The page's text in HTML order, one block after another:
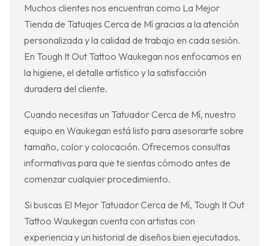
Muchos clientes nos encuentran como La Mejor
Tienda de Tatuajes Cerca de Mí gracias a la atención
personalizada y la calidad de trabajo en cada sesión.
En Tough It Out Tattoo Waukegan nos enfocamos en
la higiene, el detalle artístico y la satisfacción
duradera del cliente.
Cuando necesitas un Tatuador Cerca de Mí, nuestro
equipo en Waukegan está listo para asesorarte sobre
tamaño, color y colocación. Ofrecemos consultas
informativas para que te sientas cómodo antes de
comenzar cualquier procedimiento.
Si buscas El Mejor Tatuador Cerca de Mí, Tough It Out
Tattoo Waukegan cuenta con artistas con
experiencia y un historial de diseños bien ejecutados.